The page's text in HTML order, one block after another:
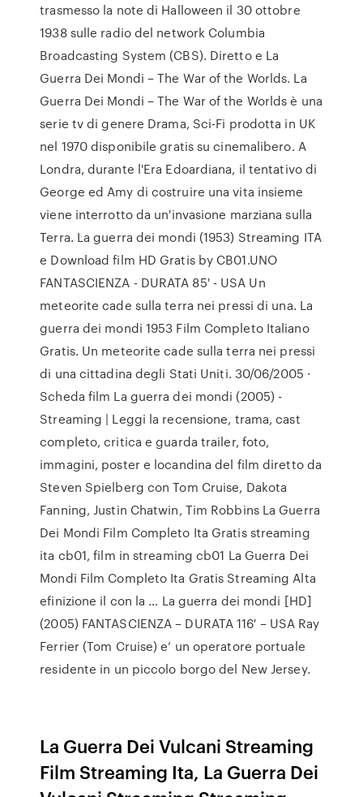
trasmesso la note di Halloween il 30 ottobre
1938 sulle radio del network Columbia
Broadcasting System (CBS). Diretto e La
Guerra Dei Mondi – The War of the Worlds. La
Guerra Dei Mondi – The War of the Worlds è una
serie tv di genere Drama, Sci-Fi prodotta in UK
nel 1970 disponibile gratis su cinemalibero. A
Londra, durante l'Era Edoardiana, il tentativo di
George ed Amy di costruire una vita insieme
viene interrotto da un'invasione marziana sulla
Terra. La guerra dei mondi (1953) Streaming ITA
e Download film HD Gratis by CB01.UNO
FANTASCIENZA - DURATA 85' - USA Un
meteorite cade sulla terra nei pressi di una. La
guerra dei mondi 1953 Film Completo Italiano
Gratis. Un meteorite cade sulla terra nei pressi
di una cittadina degli Stati Uniti. 30/06/2005 ·
Scheda film La guerra dei mondi (2005) -
Streaming | Leggi la recensione, trama, cast
completo, critica e guarda trailer, foto,
immagini, poster e locandina del film diretto da
Steven Spielberg con Tom Cruise, Dakota
Fanning, Justin Chatwin, Tim Robbins La Guerra
Dei Mondi Film Completo Ita Gratis streaming
ita cb01, film in streaming cb01 La Guerra Dei
Mondi Film Completo Ita Gratis Streaming Alta
efinizione il con la … La guerra dei mondi [HD]
(2005) FANTASCIENZA – DURATA 116′ – USA Ray
Ferrier (Tom Cruise) e’ un operatore portuale
residente in un piccolo borgo del New Jersey.
La Guerra Dei Vulcani Streaming
Film Streaming Ita, La Guerra Dei